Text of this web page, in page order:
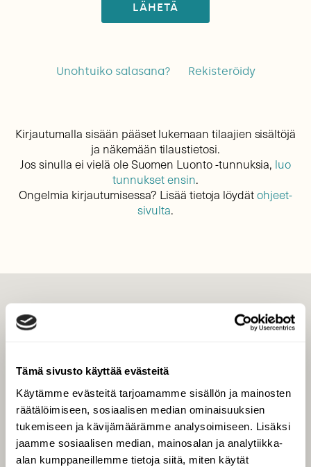
Tämä sivusto käyttää evästeitä
Käytämme evästeitä tarjoamamme sisällön ja mainosten
räätälöimiseen, sosiaalisen median ominaisuuksien
tukemiseen ja kävijämäärämme analysoimiseen. Lisäksi
jaamme sosiaalisen median, mainosalan ja analytiikka-
alan kumppaneillemme tietoja siitä, miten käytät
LÄHETÄ
Unohtuiko salasana? Rekisteröidy
Kirjautumalla sisään pääset lukemaan tilaajien sisältöjä
ja näkemään tilaustietosi.
Jos sinulla ei vielä ole Suomen Luonto -tunnuksia, luo
tunnukset ensin.
Ongelmia kirjautumisessa? Lisää tietoja löydätohjeet-
sivulta.
Tilaa digilukuoikeus
Äänestä parasta juttua
Tilaa uutiskirje